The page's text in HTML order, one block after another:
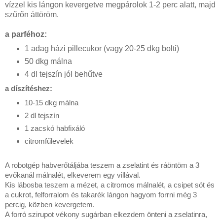
vízzel kis lángon kevergetve megpárolok 1-2 perc alatt, majd
szűrőn áttöröm.
a parféhoz:
1 adag házi pillecukor (vagy 20-25 dkg bolti)
50 dkg málna
4 dl tejszín jól behűtve
a díszítéshez:
10-15 dkg málna
2 dl tejszín
1 zacskó habfixáló
citromfűlevelek
A robotgép habverőtáljába teszem a zselatint és ráöntöm a 3
evőkanál málnalét, elkeverem egy villával.
Kis lábosba teszem a mézet, a citromos málnalét, a csipet sót és
a cukrot, felforralom és takarék lángon hagyom forrni még 3
percig, közben kevergetem.
A forró szirupot vékony sugárban elkezdem önteni a zselatinra,